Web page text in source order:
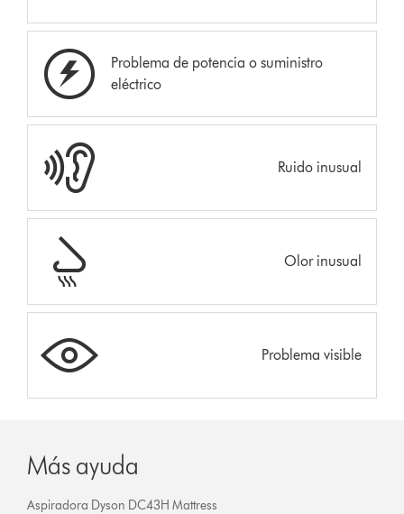
Problema de potencia o suministro
eléctrico
Ruido inusual
Olor inusual
Problema visible
Más ayuda
Aspiradora Dyson DC43H Mattress